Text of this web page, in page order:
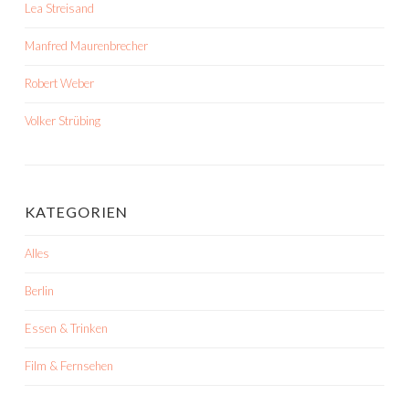
Lea Streisand
Manfred Maurenbrecher
Robert Weber
Volker Strübing
KATEGORIEN
Alles
Berlin
Essen & Trinken
Film & Fernsehen